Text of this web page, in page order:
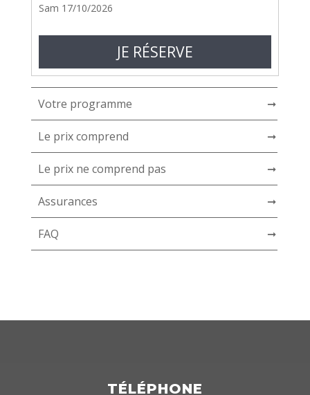
Sam 17/10/2026
JE RÉSERVE
Votre programme ➞
Le prix comprend ➞
Le prix ne comprend pas ➞
Assurances ➞
FAQ ➞
TÉLÉPHONE